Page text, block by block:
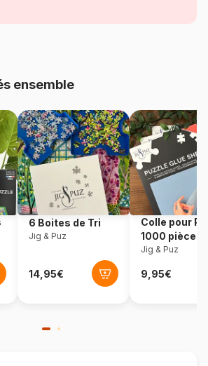
Art-Puzzle-4223
8697950842235
1000 pièces
68 x 48 cm
ensemble
6 Boites de Tri
Jig & Puz
Colle pour
1000 pièces
Jig & Puz